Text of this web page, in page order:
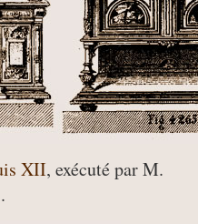
XII, exécuté par M.